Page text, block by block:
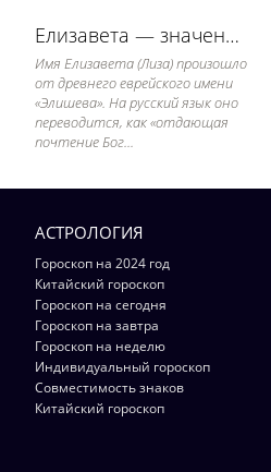
Елизавета — значение имени, его судьба и характер
Имя Елизавета (Лиза) произошло
от древнего еврейского имени
«Элишева». На русский язык оно
переводится, как «отдающая
почтение Бог...
АСТРОЛОГИЯ
Гороскоп на 2024 год
Китайский гороскоп
Гороскоп на сегодня
Гороскоп на завтра
Гороскоп на неделю
Индивидуальный гороскоп
Совместимость знаков
Китайский гороскоп